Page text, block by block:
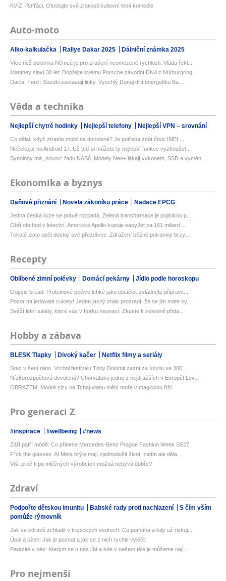
KVÍZ: Rafťáci. Otestujte své znalosti kultovní letní komedie
Auto-moto
Alko-kalkulačka Rallye Dakar 2025 Dálniční známka 2025
Více než polovina Němců je pro zrušení neomezené rychlosti. Vláda řekl...
Manthey slaví 30 let: Dopřejte svému Porsche závodní DNA z Nürburgring...
Dacia, Ford i Suzuki zastavují linky. Vyschlý Dunaj drtí energetiku Ba...
Věda a technika
Nejlepší chytré hodinky Nejlepší telefony Nejlepší VPN – srovnání
Co dělat, když ztratíte mobil na dovolené? Je potřeba znát číslo IMEI ...
Nečekejte na Android 17. Už teď si můžete ty nejlepší funkce vyzkoušet...
Synology má „novou“ řadu NASů. Modely Neo+ lákají výkonem, SSD a vyměn...
Ekonomika a byznys
Daňové přiznání Novela zákoníku práce Nadace EPCG
Jedna česká iluze se právě rozpadá. Zelená transformace je pojistkou p...
Obří obchod v letectví. Americké Apollo kupuje easyJet za 161 miliard ...
Tekuté zlato opět dostojí své přezdívce. Zdražení běžné potraviny brzy...
Recepty
Oblíbené zimní polévky Domácí pekárny Jídlo podle horoskopu
Oopsie bread: Proteinové pečivo lehké jako obláček zvládnete připravit...
Pozor na jedovaté cukety! Jeden jasný znak prozradí, že se jim máte vy...
Svěží letní saláty, které vás v horku neunaví: Zkuste k zelenině přida...
Hobby a zábava
BLESK Tlapky Divoký kačer Netflix filmy a seriály
Sraz v šest ráno. Vrchol festivalu Tóny Dolomit zazní za úsvitu ve 300...
Nízkorozpočtová dovolená? Chorvatsko jedno z nejdražších v Evropě! Lev...
OBRAZEM: Modré slzy na Tchaj-wanu mění moře v magickou říši
Pro generaci Z
#inspirace #wellbeing #news
Září patří módě: Co přinese Mercedes-Benz Prague Fashion Week SS27
F*ck the glasses: AI Meta brýle mají zjednodušit život, zatím ale děla...
Víš, proč ti po mléčných výrobcích možná nebývá dobře?
Zdraví
Podpořte dětskou imunitu Babské rady proti nachlazení
S čím vším
pomůže rýmovník
Jak se zdravě zchladit v tropických vedrech: Co pomáhá a kdy už riskuj...
Úpal a úžeh: Jak je poznat a jak se z nich rychle vyléčit
Parazité v nás: Kterým se u nás líbí a kde v našem těle je můžeme nají...
Pro nejmenší